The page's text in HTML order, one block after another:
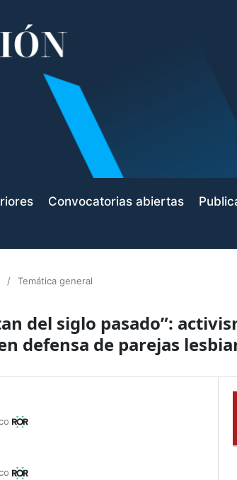
Convocatorias abiertas
/ Temática general
del siglo pasado”:
defensa de parejas